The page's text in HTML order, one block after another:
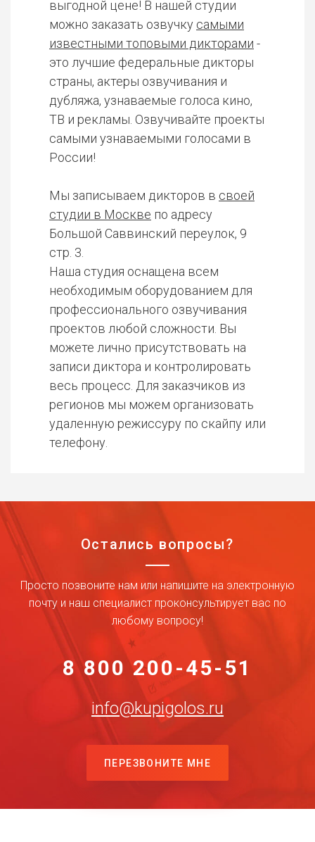
выгодной цене! В нашей студии
можно заказать озвучку самыми
известными топовыми дикторами -
это лучшие федеральные дикторы
страны, актеры озвучивания и
дубляжа, узнаваемые голоса кино,
ТВ и рекламы. Озвучивайте проекты
самыми узнаваемыми голосами в
России!
Мы записываем дикторов в своей
студии в Москве по адресу
Большой Саввинский переулок, 9
стр. 3.
Наша студия оснащена всем
необходимым оборудованием для
профессионального озвучивания
проектов любой сложности. Вы
можете лично присутствовать на
записи диктора и контролировать
весь процесс. Для заказчиков из
регионов мы можем организовать
удаленную режиссуру по скайпу или
телефону.
Остались вопросы?
Просто позвоните нам или напишите на электронную
почту и наш специалист проконсультирует вас по
любому вопросу!
8 800 200-45-51
info@kupigolos.ru
ПЕРЕЗВОНИТЕ МНЕ